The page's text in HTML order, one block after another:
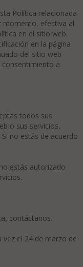
Política relacionada
momento, efectiva al
en el sitio web.
en la página
del sitio web
a
todos sus
o sus servicios,
no estás de acuerdo
estás autorizado
contáctanos.
el 24 de marzo de